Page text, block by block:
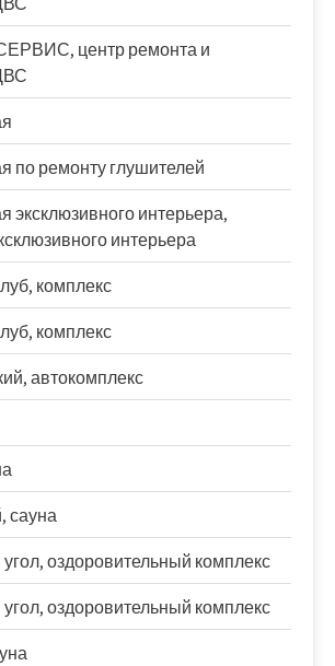
центр ремонта и
по ремонту глушителей
эксклюзивного интерьера,
интерьера
комплекс
комплекс
автокомплекс
сауна
оздоровительный комплекс
оздоровительный комплекс